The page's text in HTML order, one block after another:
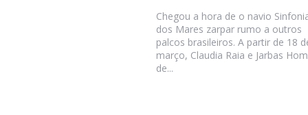
Chegou a hora de o navio
dos Mares zarpar rumo a outros
palcos brasileiros. A partir de 18
março, Claudia Raia e Jarbas
de...